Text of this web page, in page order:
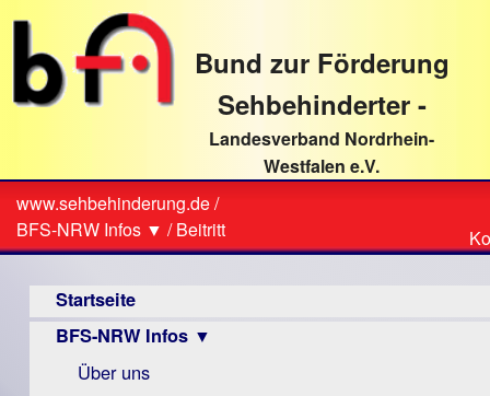
direkt
Textinhalt
Bund zur Förderung
Sehbehinderter -
Landesverband Nordrhein-
Westfalen e.V.
Sie
sind
hier
www.sehbehinderung.de/
BFS-NRW Infos ▼ /Beitritt
Startseite
BFS-NRW Infos ▼
Über uns